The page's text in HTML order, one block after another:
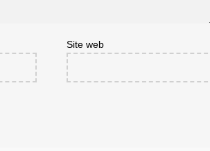
Site web